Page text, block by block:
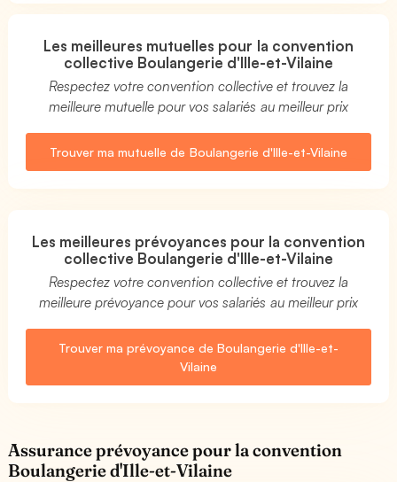
Les meilleures mutuelles pour la convention
collective Boulangerie d'Ille-et-Vilaine
Respectez votre convention collective et trouvez la
meilleure mutuelle pour vos salariés au meilleur prix
Trouver ma mutuelle de Boulangerie d'Ille-et-Vilaine
Les meilleures prévoyances pour la convention
collective Boulangerie d'Ille-et-Vilaine
Respectez votre convention collective et trouvez la
meilleure prévoyance pour vos salariés au meilleur prix
Trouver ma prévoyance de Boulangerie d'Ille-et-
Vilaine
Assurance prévoyance pour la convention
Boulangerie d'Ille-et-Vilaine